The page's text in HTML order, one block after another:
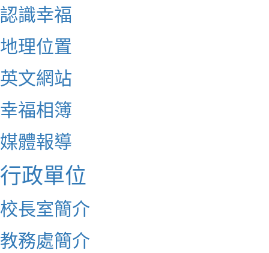
認識幸福
地理位置
英文網站
幸福相簿
媒體報導
行政單位
校長室簡介
教務處簡介